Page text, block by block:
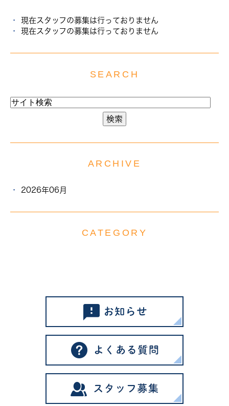
現在スタッフの募集は行っておりません
現在スタッフの募集は行っておりません
SEARCH
ARCHIVE
2026年06月
CATEGORY